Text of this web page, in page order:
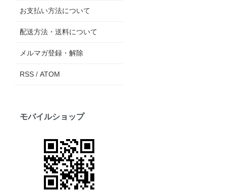
お支払い方法について
配送方法・送料について
メルマガ登録・解除
RSS / ATOM
モバイルショップ